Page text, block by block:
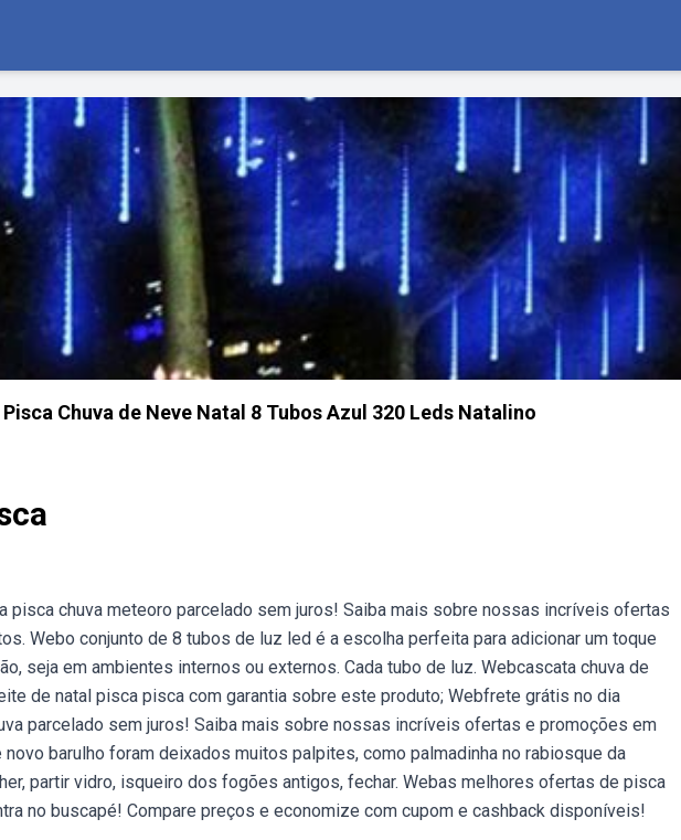
Chuva de Neve Natal 8 Tubos Azul 320 Leds Natalino
pisca chuva meteoro parcelado sem juros! Saiba mais sobre nossas incríveis ofertas
Webo conjunto de 8 tubos de luz led é a escolha perfeita para adicionar um toque
seja em ambientes internos ou externos. Cada tubo de luz. Webcascata chuva de
de natal pisca pisca com garantia sobre este produto; Webfrete grátis no dia
parcelado sem juros! Saiba mais sobre nossas incríveis ofertas e promoções em
barulho foram deixados muitos palpites, como palmadinha no rabiosque da
partir vidro, isqueiro dos fogões antigos, fechar. Webas melhores ofertas de pisca
no buscapé! Compare preços e economize com cupom e cashback disponíveis!